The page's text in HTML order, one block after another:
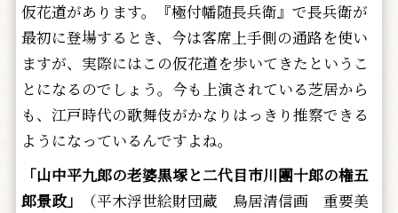
仮花道があります。『極付幡随長兵衛』で長兵衛が
最初に登場するとき、今は客席上手側の通路を使い
ますが、実際にはこの仮花道を歩いてきたというこ
とになるのでしょう。今も上演されている芝居から
も、江戸時代の歌舞伎がかなりはっきり推察できる
ようになっているんですよね。
「山中平九郎の老婆黒塚と二代目市川團十郎の権五
郎景政」
（平木浮世絵財団蔵 鳥居清信画 重要美